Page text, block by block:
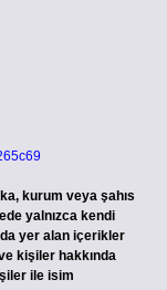
kurum veya şahıs
yalnızca kendi
yer alan içerikler
kişiler hakkında
ile isim